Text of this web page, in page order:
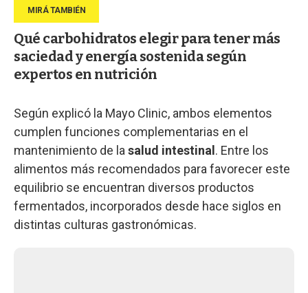
Qué carbohidratos elegir para tener más
saciedad y energía sostenida según
expertos en nutrición
Según explicó la Mayo Clinic, ambos elementos
cumplen funciones complementarias en el
mantenimiento de la salud intestinal . Entre los
alimentos más recomendados para favorecer este
equilibrio se encuentran diversos productos
fermentados, incorporados desde hace siglos en
distintas culturas gastronómicas.